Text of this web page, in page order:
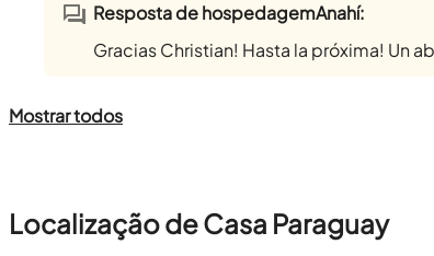
Resposta de hospedagemAnahí:
Gracias Christian! Hasta la próxima! Un
Mostrar todos
Localização de Casa Paraguay